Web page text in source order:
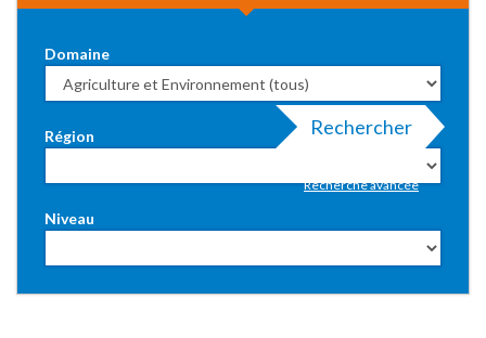
Domaine
Région
Niveau
Rechercher
Recherche avancée